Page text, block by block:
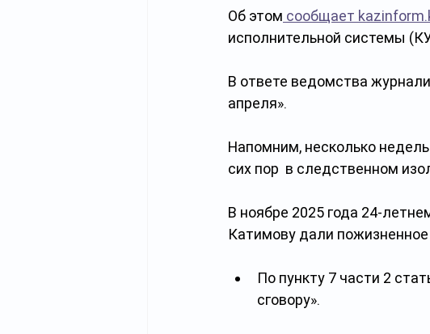
Об этом сообщает
исполнительной системы
В ответе ведомства
апреля».
Напомним, несколько
сих пор  в следственном
В ноябре 2025 года 24-
Катимову дали
По пункту 7 части 2
сговору».